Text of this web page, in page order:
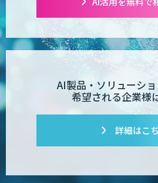
AI製品・ソリューシ
希望される企業様
詳細はこ